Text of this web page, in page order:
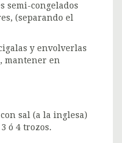
semi-congelados
(separando el
y envolverlas
mantener en
sal (a la inglesa)
ó 4 trozos.